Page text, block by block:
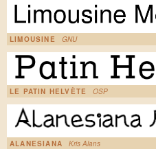
LIMOUSINE GNU
LE PATIN HELVÈTE OSP
ALANESIANA Kris Alans